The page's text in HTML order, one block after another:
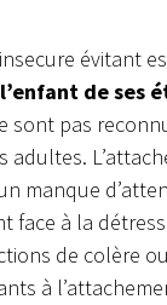
évitant
de ses
sont pas
adultes.
manque
face à la
de colère
à